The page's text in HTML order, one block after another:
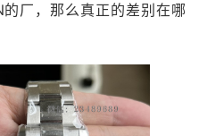
厂，那么真正的差别在哪